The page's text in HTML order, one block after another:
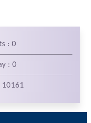
: 0
: 0
10161